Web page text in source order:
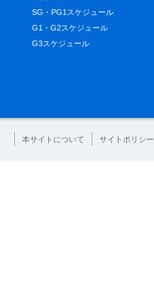
SG・PG1スケジュール
G1・G2スケジュール
G3スケジュール
本サイトについて サイトポリシー